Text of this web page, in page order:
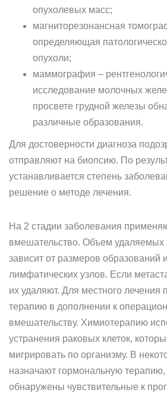
опухолевых масс;
магниторезонансная
определяющая
опухоли;
маммография –
исследование молочных
просвете грудной железы
различные образования.
Для достоверности диагноза
отправляют на биопсию. По
устанавливается степень
решение о методе лечения.
На 2 стадии заболевания
вмешательство. Объем удаляемых
зависит от размеров образований
лимфатических узлов. Если
их удаляют. Для местного
терапию в дополнении к
вмешательству. Химиотерапию
устранения раковых клеток,
мигрировать по организму. В
назначают гормональную терапию,
обнаружены чувствительные к